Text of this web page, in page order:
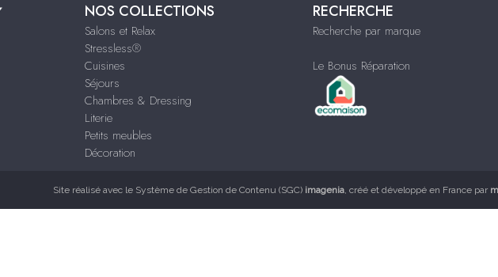
NOS COLLECTIONS
Salons et Relax
Stressless®
Cuisines
Séjours
Chambres & Dressing
Literie
Petits meubles
Décoration
RECHERCHE
Recherche par marque
Le Bonus Réparation
Site réalisé avec le Système de Gestion de Contenu (SGC) imagenia, créé et développé en France par